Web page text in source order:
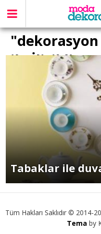
ile İlişikli
Tabaklar ile
Tüm Hakları Saklıdır © 2014-
Tema by